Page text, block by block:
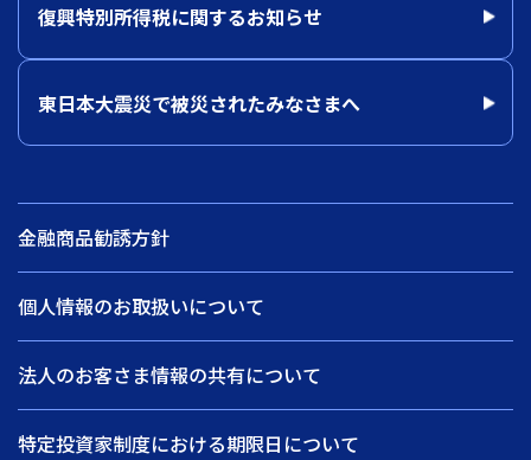
復興特別所得税に関するお知らせ
東日本大震災で被災されたみなさまへ
金融商品勧誘方針
個人情報のお取扱いについて
法人のお客さま情報の共有について
特定投資家制度における期限日について